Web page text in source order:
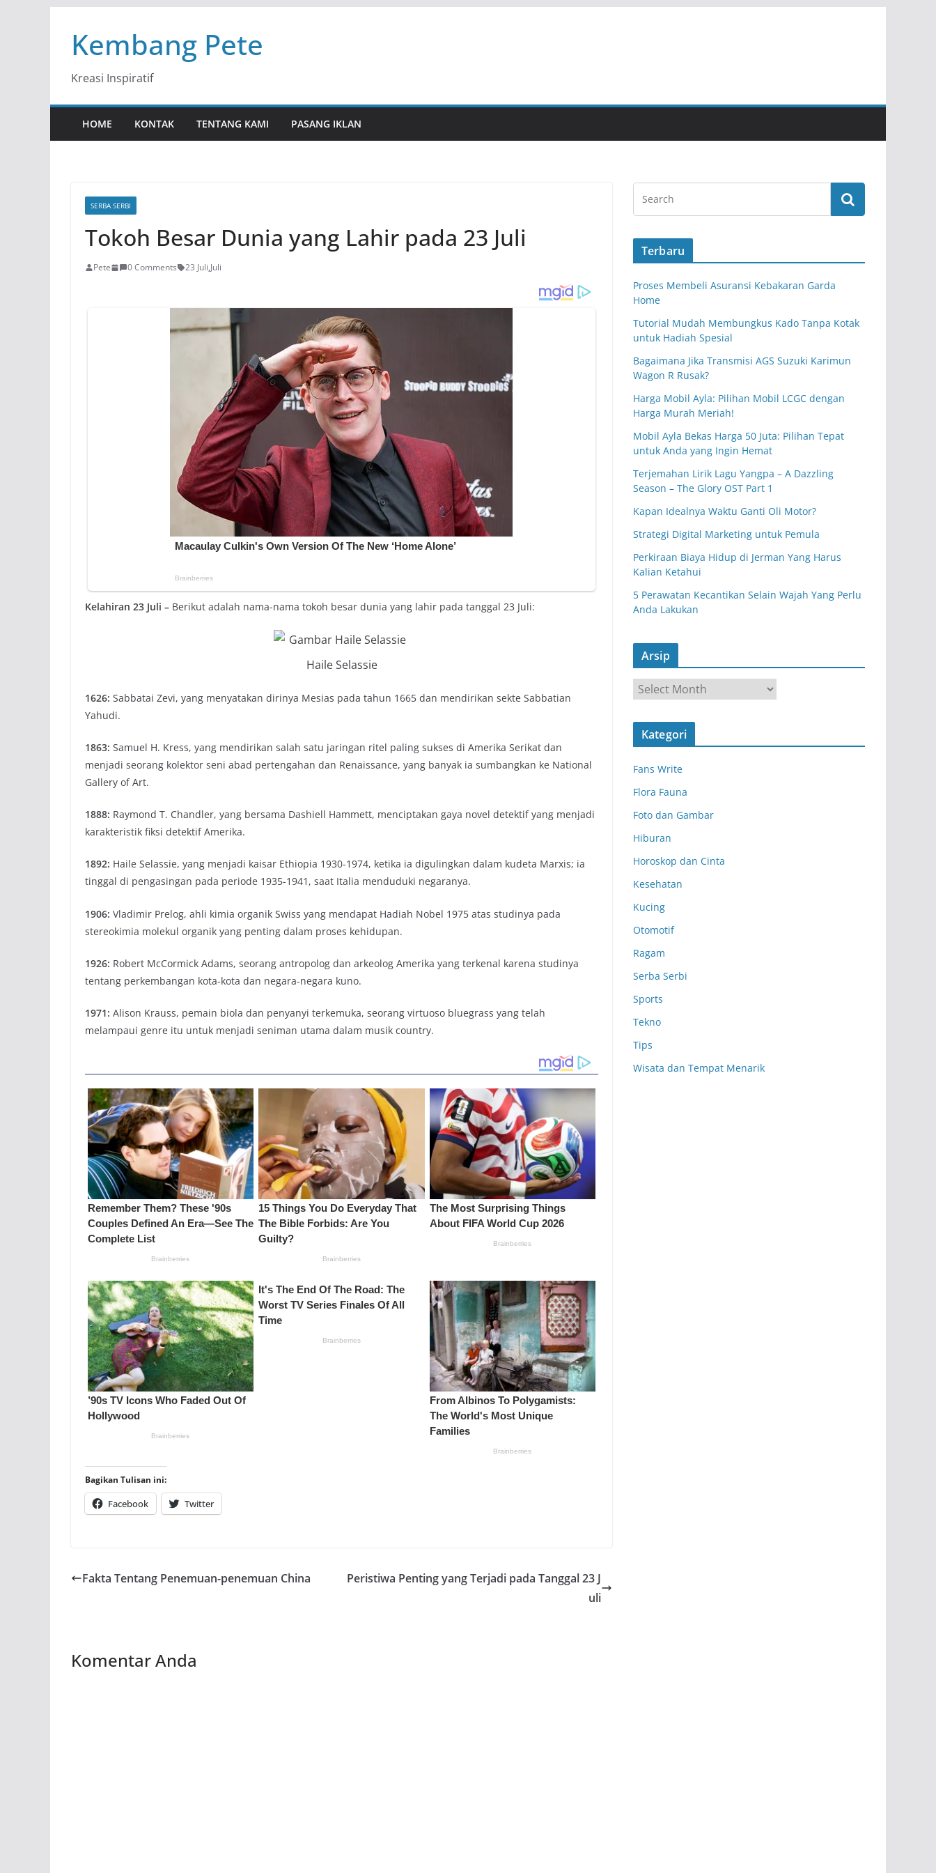
contentKembang Pete
Kreasi Inspiratif
HOME KONTAK TENTANG KAMI PASANG IKLAN
SERBA SERBI
Tokoh Besar Dunia yang Lahir pada 23 Juli
Pete 0 Comments 23 Juli,Juli
Kelahiran 23 Juli – Berikut adalah nama-nama tokoh besar dunia yang lahir pada tanggal 23 Juli:
Haile Selassie
1626: Sabbatai Zevi, yang menyatakan dirinya Mesias pada tahun 1665 dan mendirikan sekte Sabbatian
Yahudi.
1863: Samuel H. Kress, yang mendirikan salah satu jaringan ritel paling sukses di Amerika Serikat dan
menjadi seorang kolektor seni abad pertengahan dan Renaissance, yang banyak ia sumbangkan ke National
Gallery of Art.
1888: Raymond T. Chandler, yang bersama Dashiell Hammett, menciptakan gaya novel detektif yang menjadi
karakteristik fiksi detektif Amerika.
1892: Haile Selassie, yang menjadi kaisar Ethiopia 1930-1974, ketika ia digulingkan dalam kudeta Marxis; ia
tinggal di pengasingan pada periode 1935-1941, saat Italia menduduki negaranya.
1906: Vladimir Prelog, ahli kimia organik Swiss yang mendapat Hadiah Nobel 1975 atas studinya pada
stereokimia molekul organik yang penting dalam proses kehidupan.
1926: Robert McCormick Adams, seorang antropolog dan arkeolog Amerika yang terkenal karena studinya
tentang perkembangan kota-kota dan negara-negara kuno.
1971: Alison Krauss, pemain biola dan penyanyi terkemuka, seorang virtuoso bluegrass yang telah
melampaui genre itu untuk menjadi seniman utama dalam musik country.
Bagikan Tulisan ini:
Facebook Twitter
Fakta Tentang Penemuan-penemuan China
Peristiwa Penting yang Terjadi pada Tanggal 23 J
uli
Komentar Anda
Terbaru
Proses Membeli Asuransi Kebakaran Garda
Home
Tutorial Mudah Membungkus Kado Tanpa Kotak
untuk Hadiah Spesial
Bagaimana Jika Transmisi AGS Suzuki Karimun
Wagon R Rusak?
Harga Mobil Ayla: Pilihan Mobil LCGC dengan
Harga Murah Meriah!
Mobil Ayla Bekas Harga 50 Juta: Pilihan Tepat
untuk Anda yang Ingin Hemat
Terjemahan Lirik Lagu Yangpa – A Dazzling
Season – The Glory OST Part 1
Kapan Idealnya Waktu Ganti Oli Motor?
Strategi Digital Marketing untuk Pemula
Perkiraan Biaya Hidup di Jerman Yang Harus
Kalian Ketahui
5 Perawatan Kecantikan Selain Wajah Yang Perlu
Anda Lakukan
Arsip
r
s
Kategori
Fans Write
Flora Fauna
Foto dan Gambar
Hiburan
Horoskop dan Cinta
Kesehatan
Kucing
Otomotif
Ragam
Serba Serbi
Sports
Tekno
Tips
Wisata dan Tempat Menarik